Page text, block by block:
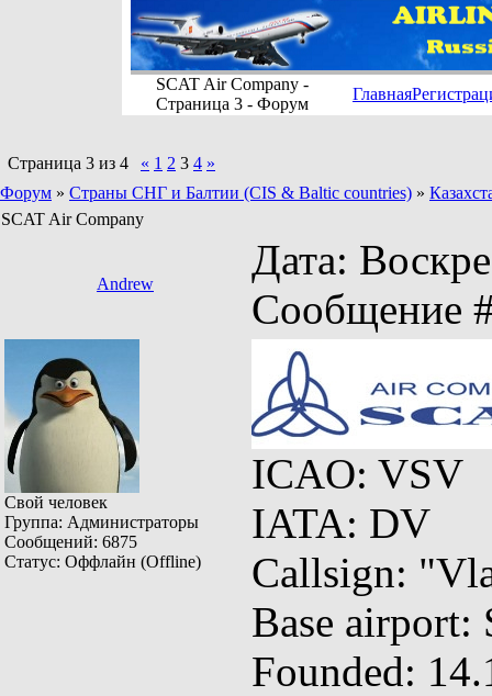
SCAT Air Company -
Страница 3 - Форум
Главная
Страница 3 из 4 « 1 2 3 4 »
Форум » Страны СНГ и Балтии (CIS & Baltic countries) »
SCAT Air Company
Andrew
Дата:
Сообщение
Свой человек
Группа: Администраторы
Сообщений: 6875
Статус: Оффлайн (Offline)
ICAO: VSV
IATA: DV
Callsign:
Base
Founded: